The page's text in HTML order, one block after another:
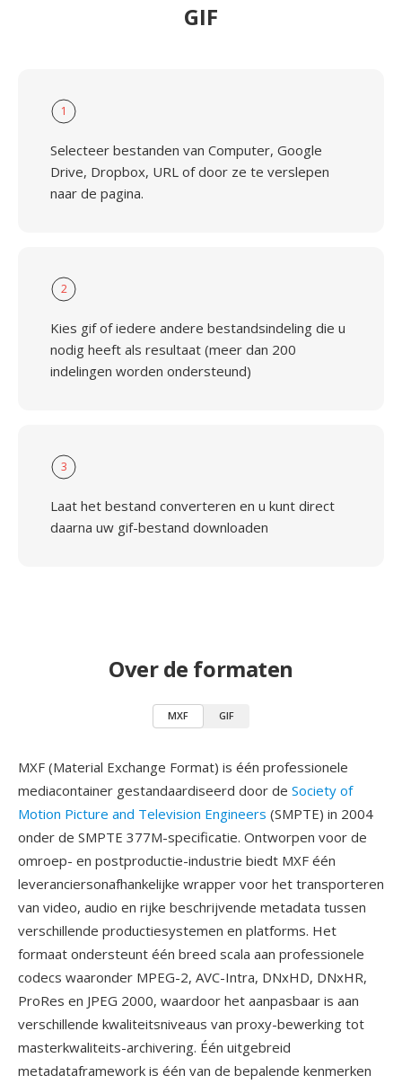
GIF
1
Selecteer bestanden van Computer, Google
Drive, Dropbox, URL of door ze te verslepen
naar de pagina.
2
Kies gif of iedere andere bestandsindeling die u
nodig heeft als resultaat (meer dan 200
indelingen worden ondersteund)
3
Laat het bestand converteren en u kunt direct
daarna uw gif-bestand downloaden
Over de formaten
MXF GIF
MXF (Material Exchange Format) is één professionele
mediacontainer gestandaardiseerd door de Society of
Motion Picture and Television Engineers (SMPTE) in 2004
onder de SMPTE 377M-specificatie. Ontworpen voor de
omroep- en postproductie-industrie biedt MXF één
leveranciersonafhankelijke wrapper voor het transporteren
van video, audio en rijke beschrijvende metadata tussen
verschillende productiesystemen en platforms. Het
formaat ondersteunt één breed scala aan professionele
codecs waaronder MPEG-2, AVC-Intra, DNxHD, DNxHR,
ProRes en JPEG 2000, waardoor het aanpasbaar is aan
verschillende kwaliteitsniveaus van proxy-bewerking tot
masterkwaliteits-archivering. Één uitgebreid
metadataframework is één van de bepalende kenmerken